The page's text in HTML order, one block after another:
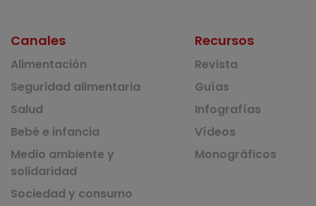
Canales
Alimentación
Seguridad alimentaria
Salud
Bebé e infancia
Medio ambiente y
solidaridad
Sociedad y consumo
Recursos
Revista
Guías
Infografías
Vídeos
Monográficos